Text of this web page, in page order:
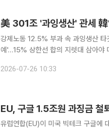
美 301조 '과잉생산' 관세
강제노동 12.5% 부과 속 과잉생산
예'…15% 상한선 합의 지렛대 삼아야 미국이 무역법 301조에 근거해 한국 등 60개 경제권에
2026-07-26 10:33
EU, 구글 1.5조원 과징금 철
유럽연합(EU)이 미국 빅테크 구글에